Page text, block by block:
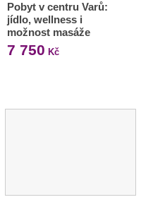
Pobyt v centru Varů:
jídlo, wellness i
možnost masáže
7 750 Kč